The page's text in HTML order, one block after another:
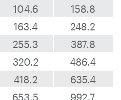
104.6
158.8
163.4
248.2
255.3
387.8
320.2
486.4
418.2
635.4
653.5
992.7